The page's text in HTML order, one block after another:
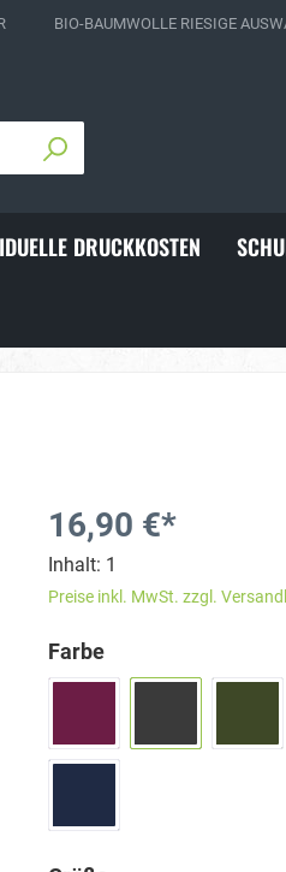
BIO-BAUMWOLLE RIESIGE
DRUCKKOSTEN
16,90 €*
Inhalt: 1
Preise inkl. MwSt. zzgl.
Farbe